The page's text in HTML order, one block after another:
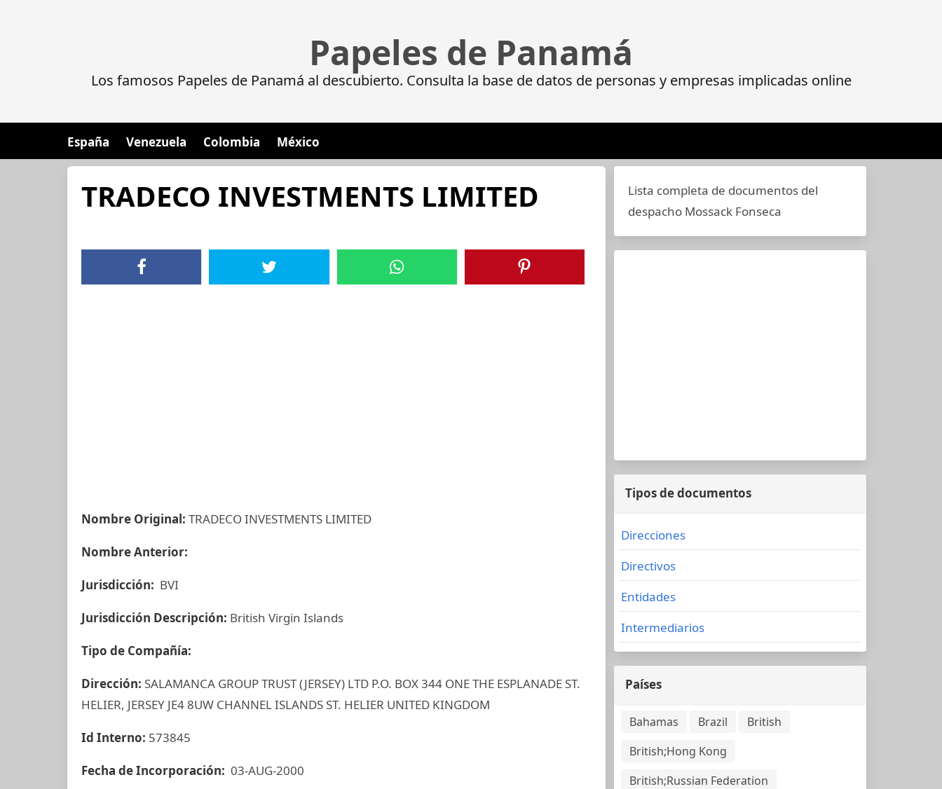
Papeles de Panamá
Los famosos Papeles de Panamá al descubierto. Consulta la base de datos de personas y empresas implicadas online
España Venezuela Colombia México
TRADECO INVESTMENTS LIMITED
Nombre Original: TRADECO INVESTMENTS LIMITED
Nombre Anterior:
Jurisdicción: BVI
Jurisdicción Descripción: British Virgin Islands
Tipo de Compañía:
Dirección: SALAMANCA GROUP TRUST (JERSEY) LTD P.O. BOX 344 ONE THE ESPLANADE ST.
HELIER, JERSEY JE4 8UW CHANNEL ISLANDS ST. HELIER UNITED KINGDOM
Id Interno: 573845
Fecha de Incorporación: 03-AUG-2000
Lista completa de documentos del
despacho Mossack Fonseca
Tipos de documentos
Direcciones
Directivos
Entidades
Intermediarios
Países
Bahamas Brazil
British
British;Hong Kong
British;Russian Federation